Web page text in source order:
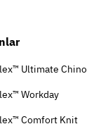
Ultimate Chino
Workday
Comfort Knit